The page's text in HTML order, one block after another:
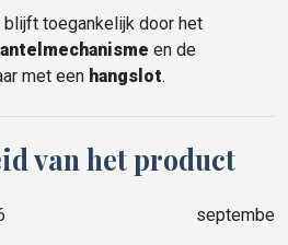
toegankelijk door het
en de
met een hangslot.
van het product
september